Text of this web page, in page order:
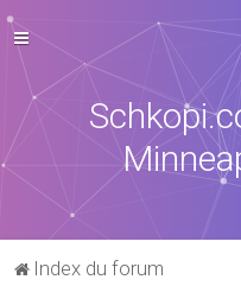
Index du forum